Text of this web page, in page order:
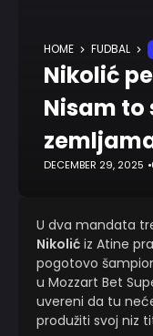
HOME FUDBAL
Nikolić
Nisam to
DECEMBER 29, 2025
U dva mandata
Nikolić iz Atine
pogotovo
u Mozzart Bet
uvereni da tu
produžiti svoj niz